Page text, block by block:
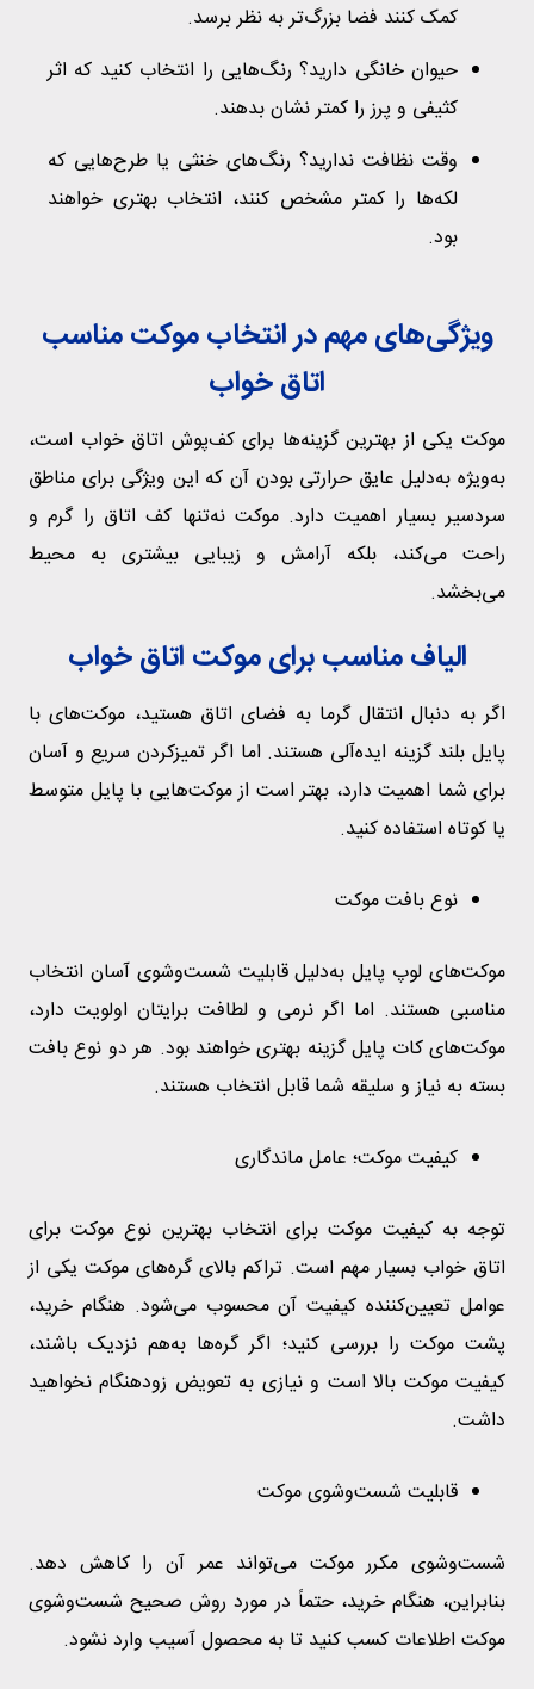
کمک کنند فضا بزرگ‌تر به نظر برسد.
حیوان خانگی دارید؟ رنگ‌هایی را انتخاب کنید که اثر
کثیفی و پرز را کمتر نشان بدهند.
وقت نظافت ندارید؟ رنگ‌های خنثی یا طرح‌هایی که
لکه‌ها را کمتر مشخص کنند، انتخاب بهتری خواهند
بود.
ویژگی‌های مهم در انتخاب موکت مناسب
اتاق خواب
موکت یکی از بهترین گزینه‌ها برای کف‌پوش اتاق خواب است،
به‌ویژه به‌دلیل عایق حرارتی بودن آن که این ویژگی برای مناطق
سردسیر بسیار اهمیت دارد. موکت نه‌تنها کف اتاق را گرم و
راحت می‌کند، بلکه آرامش و زیبایی بیشتری به محیط
می‌بخشد.
الیاف مناسب برای موکت اتاق خواب
اگر به دنبال انتقال گرما به فضای اتاق هستید، موکت‌های با
پایل بلند گزینه ایده‌آلی هستند. اما اگر تمیزکردن سریع و آسان
برای شما اهمیت دارد، بهتر است از موکت‌هایی با پایل متوسط
یا کوتاه استفاده کنید.
نوع بافت موکت
موکت‌های لوپ پایل به‌دلیل قابلیت شست‌وشوی آسان انتخاب
مناسبی هستند. اما اگر نرمی و لطافت برایتان اولویت دارد،
موکت‌های کات پایل گزینه بهتری خواهند بود. هر دو نوع بافت
بسته به نیاز و سلیقه شما قابل انتخاب هستند.
کیفیت موکت؛ عامل ماندگاری
توجه به کیفیت موکت برای انتخاب بهترین نوع موکت برای
اتاق خواب بسیار مهم است. تراکم بالای گره‌های موکت یکی از
عوامل تعیین‌کننده کیفیت آن محسوب می‌شود. هنگام خرید،
پشت موکت را بررسی کنید؛ اگر گره‌ها به‌هم نزدیک باشند،
کیفیت موکت بالا است و نیازی به تعویض زودهنگام نخواهید
داشت.
قابلیت شست‌وشوی موکت
شست‌وشوی مکرر موکت می‌تواند عمر آن را کاهش دهد.
بنابراین، هنگام خرید، حتماً در مورد روش صحیح شست‌وشوی
موکت اطلاعات کسب کنید تا به محصول آسیب وارد نشود.